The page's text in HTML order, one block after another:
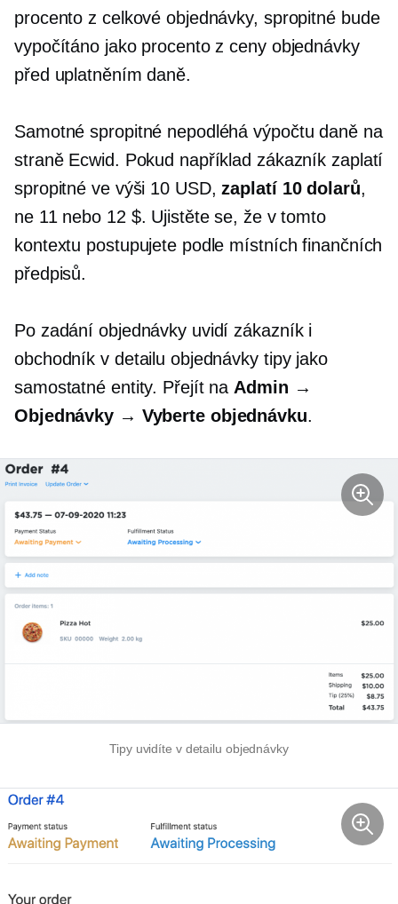
procento z celkové objednávky, spropitné bude
vypočítáno jako procento z ceny objednávky
před uplatněním daně.
Samotné spropitné nepodléhá výpočtu daně na
straně Ecwid. Pokud například zákazník zaplatí
spropitné ve výši 10 USD,zaplatí 10 dolarů,
ne 11 nebo 12 $. Ujistěte se, že v tomto
kontextu postupujete podle místních finančních
předpisů.
Po zadání objednávky uvidí zákazník i
obchodník v detailu objednávky tipy jako
samostatné entity. Přejít na Admin →
Objednávky → Vyberte objednávku.
Tipy uvidíte v detailu objednávky